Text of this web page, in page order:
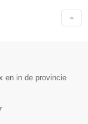
en in de provincie